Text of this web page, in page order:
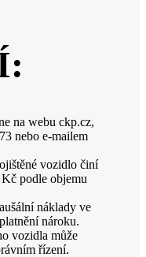
na webu ckp.cz,
nebo e-mailem
vozidlo činí
podle objemu
náklady ve
nároku.
vozidla může
řízení.